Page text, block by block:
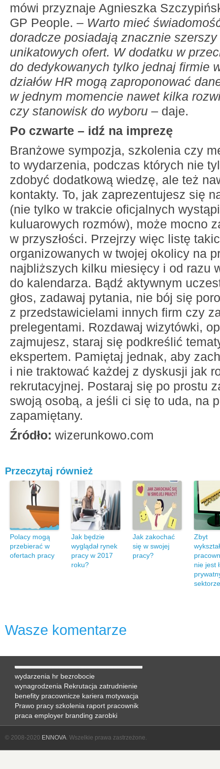
mówi przyznaje Agnieszka
GP People. – Warto mieć
doradcze posiadają znacznie
unikatowych ofert. W dodatku w
do dedykowanych tylko jednaj firmie
działów HR mogą zaproponować
w jednym momencie nawet kilka
czy stanowisk do wyboru – daje.
Po czwarte – idź na imprezę
Branżowe sympozja, szkolenia czy
to wydarzenia, podczas których nie
zdobyć dodatkową wiedzę, ale też
kontakty. To, jak zaprezentujesz się
(nie tylko w trakcie oficjalnych
kuluarowych rozmów), może mocno
w przyszłości. Przejrzy więc listę
organizowanych w twojej okolicy na
najbliższych kilku miesięcy i od razu
do kalendarza. Bądź aktywnym
głos, zadawaj pytania, nie bój się
z przedstawicielami innych firm czy
prelegentami. Rozdawaj wizytówki,
zajmujesz, staraj się podkreślić
ekspertem. Pamiętaj jednak, aby
i nie traktować każdej z dyskusji jak
rekrutacyjnej. Postaraj się po prostu
swoją osobą, a jeśli ci się to uda, na
zapamiętany.
Źródło: wizerunkowo.com
Przeczytaj również
Polacy mogą
przebierać w
ofertach pracy
Jak będzie
wyglądał rynek
pracy w 2017
roku?
Jak zakochać
się w swojej
pracy?
Zbyt
nie jest
Wasze komentarze
wydarzenia hr bezrobocie
wynagrodzenia Rekrutacja zatrudnienie
benefity pracownicze kariera motywacja
Prawo pracy szkolenia raport pracownik
praca employer branding zarobki
© 2008-2020 ENNOVA. Wszelkie prawa zastrzeżone.